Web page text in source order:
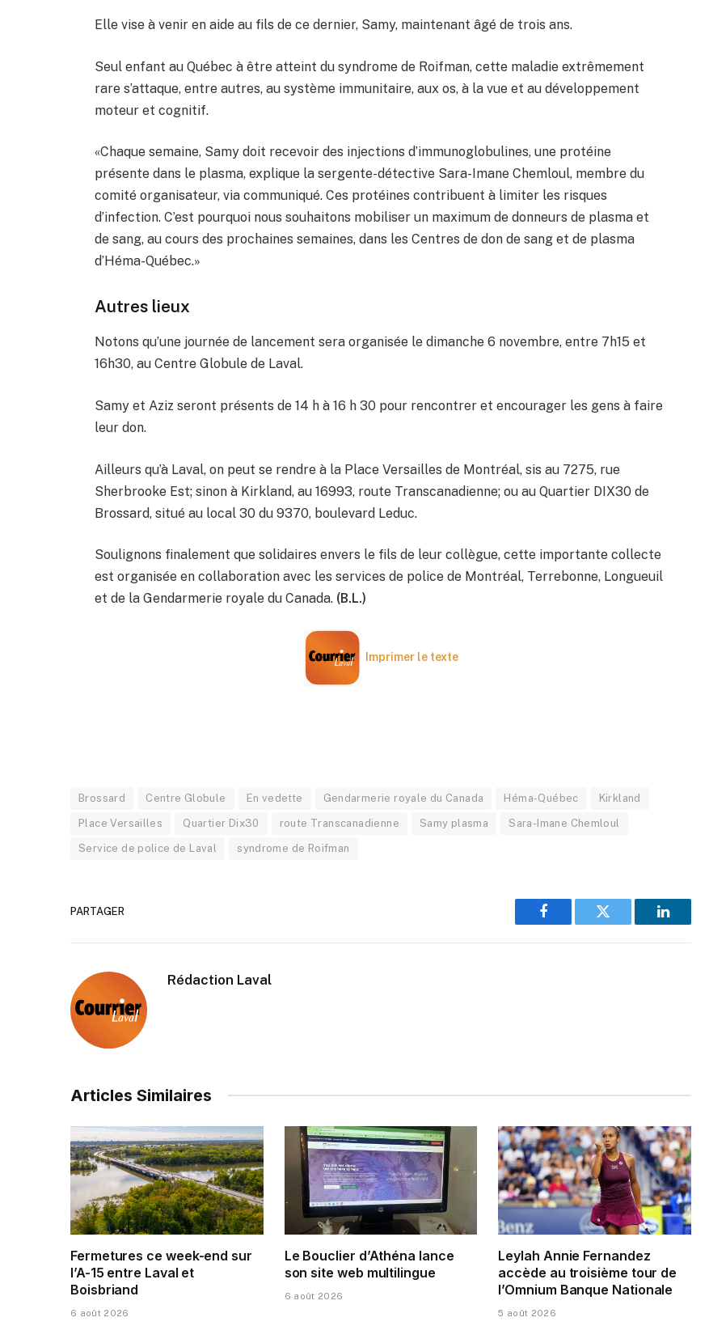
Elle vise à venir en aide au fils de ce dernier, Samy, maintenant âgé de trois ans.
Seul enfant au Québec à être atteint du syndrome de Roifman, cette maladie extrêmement
rare s’attaque, entre autres, au système immunitaire, aux os, à la vue et au développement
moteur et cognitif.
«Chaque semaine, Samy doit recevoir des injections d’immunoglobulines, une protéine
présente dans le plasma, explique la sergente-détective Sara-Imane Chemloul, membre du
comité organisateur, via communiqué. Ces protéines contribuent à limiter les risques
d’infection. C’est pourquoi nous souhaitons mobiliser un maximum de donneurs de plasma et
de sang, au cours des prochaines semaines, dans les Centres de don de sang et de plasma
d’Héma-Québec.»
Autres lieux
Notons qu’une journée de lancement sera organisée le dimanche 6 novembre, entre 7h15 et
16h30, au Centre Globule de Laval.
Samy et Aziz seront présents de 14 h à 16 h 30 pour rencontrer et encourager les gens à faire
leur don.
Ailleurs qu’à Laval, on peut se rendre à la Place Versailles de Montréal, sis au 7275, rue
Sherbrooke Est; sinon à Kirkland, au 16993, route Transcanadienne; ou au Quartier DIX30 de
Brossard, situé au local 30 du 9370, boulevard Leduc.
Soulignons finalement que solidaires envers le fils de leur collègue, cette importante collecte
est organisée en collaboration avec les services de police de Montréal, Terrebonne, Longueuil
et de la Gendarmerie royale du Canada. (B.L.)
Imprimer le texte
Brossard Centre Globule En vedette Gendarmerie royale du Canada Héma-Québec Kirkland
Place Versailles Quartier Dix30 route Transcanadienne Samy plasma Sara-Imane Chemloul
Service de police de Laval syndrome de Roifman
PARTAGER
Facebook Twitter LinkedIn
Rédaction Laval
Articles Similaires
Fermetures ce week-end sur
l’A-15 entre Laval et
Boisbriand
6 août 2026
Le Bouclier d’Athéna lance
son site web multilingue
6 août 2026
Leylah Annie Fernandez
accède au troisième tour de
l’Omnium Banque Nationale
5 août 2026